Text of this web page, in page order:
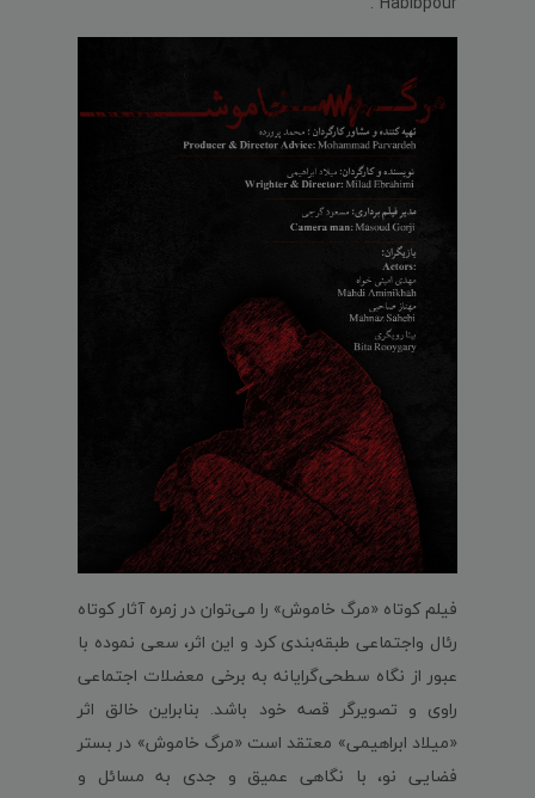
فیلم کوتاه «مرگ خاموش» را می‌توان در زمره آثار کوتاه
رئال واجتماعی طبقه‌بندی کرد و این اثر، سعی نموده با
عبور از نگاه سطحی‌گرایانه به برخی معضلات اجتماعی
راوی و تصویرگر قصه خود باشد. بنابراین خالق اثر
«میلاد ابراهیمی» معتقد است «مرگ خاموش» در بستر
فضایی نو، با نگاهی عمیق و جدی به مسائل و